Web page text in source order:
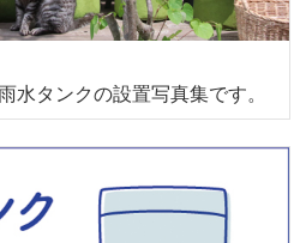
水タンクの設置写真集です。